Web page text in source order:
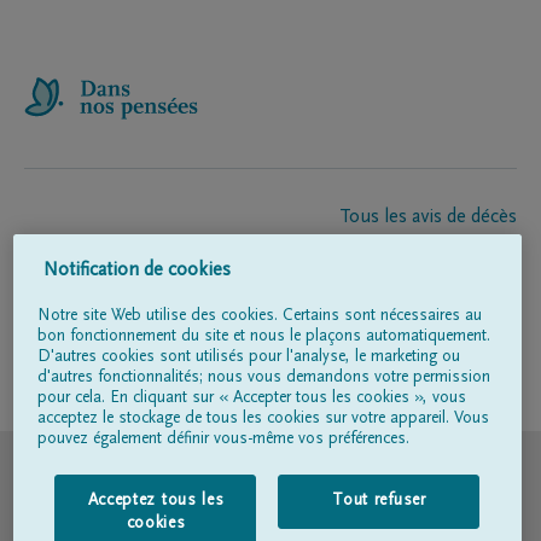
Tous les avis de décès
Entrepreneur de pompes funèbres
Suivez-nous sur
Conditions d'utilisation
Notification de cookies
Notre site Web utilise des cookies. Certains sont nécessaires au
bon fonctionnement du site et nous le plaçons automatiquement.
D'autres cookies sont utilisés pour l'analyse, le marketing ou
d'autres fonctionnalités; nous vous demandons votre permission
pour cela. En cliquant sur « Accepter tous les cookies », vous
acceptez le stockage de tous les cookies sur votre appareil. Vous
pouvez également définir vous-même vos préférences.
Acceptez tous les
cookies
Tout refuser